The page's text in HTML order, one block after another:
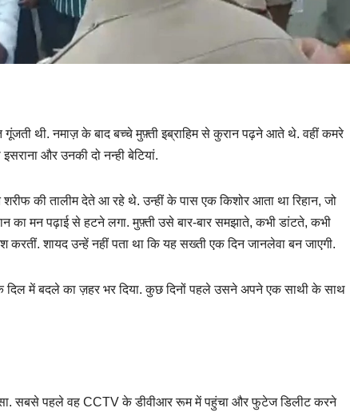
थी. नमाज़ के बाद बच्चे मुफ़्ती इब्राहिम से कुरान पढ़ने आते थे. वहीं कमरे
और उनकी दो नन्ही बेटियां.
शरीफ की तालीम देते आ रहे थे. उन्हीं के पास एक किशोर आता था रिहान, जो
का मन पढ़ाई से हटने लगा. मुफ़्ती उसे बार-बार समझाते, कभी डांटते, कभी
शायद उन्हें नहीं पता था कि यह सख्ती एक दिन जानलेवा बन जाएगी.
में बदले का ज़हर भर दिया. कुछ दिनों पहले उसने अपने एक साथी के साथ
घुसा. सबसे पहले वह CCTV के डीवीआर रूम में पहुंचा और फुटेज डिलीट करने